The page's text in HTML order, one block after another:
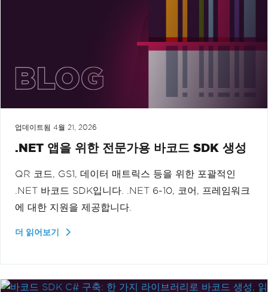
업데이트됨 4월 21, 2026
.NET 앱을 위한 전문가용 바코드 SDK 생성
QR 코드, GS1, 데이터 매트릭스 등을 위한 포괄적인
.NET 바코드 SDK입니다. .NET 6-10, 코어, 프레임워크
에 대한 지원을 제공합니다.
더 읽어보기